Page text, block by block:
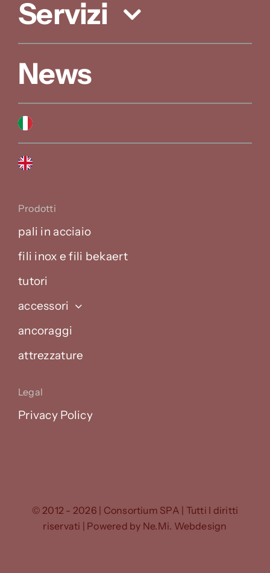
Servizi
News
Prodotti
pali in acciaio
fili inox e fili bekaert
tutori
accessori
ancoraggi
attrezzature
Legal
Privacy Policy
© 2012 - 2026 | Consortium SPA | Tutti I diritti
riservati | Powered by Ne.Mi. Webdesign